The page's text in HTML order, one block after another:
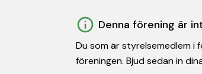
Denna förening är
Du som är styrelsemedlem
föreningen. Bjud sedan in